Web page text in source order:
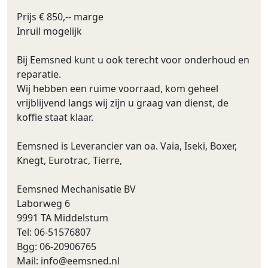
Prijs € 850,-- marge
Inruil mogelijk
Bij Eemsned kunt u ook terecht voor onderhoud en
reparatie.
Wij hebben een ruime voorraad, kom geheel
vrijblijvend langs wij zijn u graag van dienst, de
koffie staat klaar.
Eemsned is Leverancier van oa. Vaia, Iseki, Boxer,
Knegt, Eurotrac, Tierre,
Eemsned Mechanisatie BV
Laborweg 6
9991 TA Middelstum
Tel: 06-51576807
Bgg: 06-20906765
Mail: info@eemsned.nl